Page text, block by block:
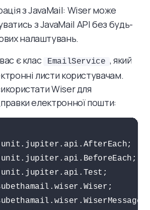
з JavaMail: Wiser може
з JavaMail API без будь-
налаштувань.
є клас
EmailService , який
листи користувачам.
Wiser для
електронної пошти: